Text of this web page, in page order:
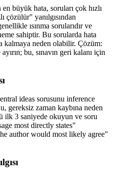
büyük hata, soruları çok hızlı
çözülür" yanılgısından
ısınma sorularıdır ve
sahiptir. Bu sorularda hata
kalmaya neden olabilir. Çözüm:
bu, sınavın geri kalanı için
ideas sorusunu inference
gereksiz zaman kaybına neden
ilk 3 saniyede okuyun ve soru
most directly states"
author would most likely agree"